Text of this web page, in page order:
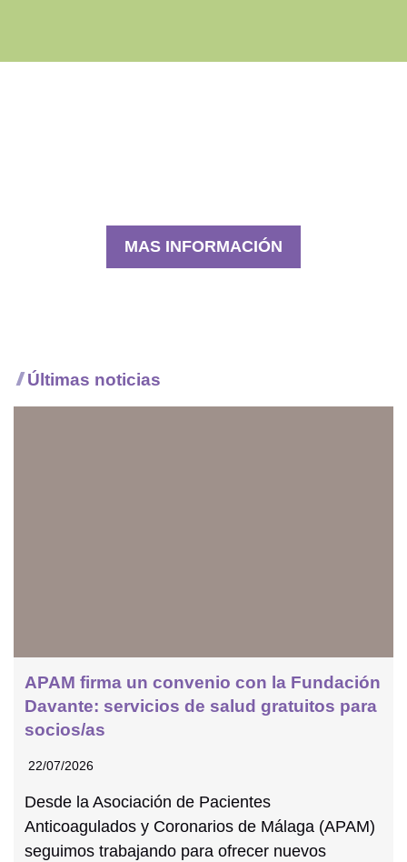
MAS INFORMACIÓN
Últimas noticias
APAM firma un convenio con la Fundación
Davante: servicios de salud gratuitos para
socios/as
22/07/2026
Desde la Asociación de Pacientes
Anticoagulados y Coronarios de Málaga (APAM)
seguimos trabajando para ofrecer nuevos